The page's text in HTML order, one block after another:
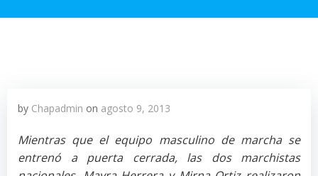
by Chapadmin on agosto 9, 2013
Mientras que el equipo masculino de marcha se
entrenó a puerta cerrada, las dos marchistas